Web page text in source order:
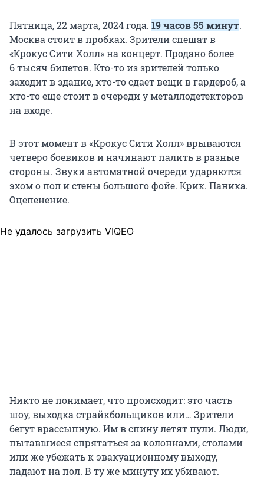
Пятница, 22 марта, 2024 года. 19 часов 55 минут.
Москва стоит в пробках. Зрители спешат в
«Крокус Сити Холл» на концерт. Продано более
6 тысяч билетов. Кто-то из зрителей только
заходит в здание, кто-то сдает вещи в гардероб, а
кто-то еще стоит в очереди у металлодетекторов
на входе.
В этот момент в «Крокус Сити Холл» врываются
четверо боевиков и начинают палить в разные
стороны. Звуки автоматной очереди ударяются
эхом о пол и стены большого фойе. Крик. Паника.
Оцепенение.
Не удалось загрузить VIQEO
Никто не понимает, что происходит: это часть
шоу, выходка страйкбольщиков или… Зрители
бегут врассыпную. Им в спину летят пули. Люди,
пытавшиеся спрятаться за колоннами, столами
или же убежать к эвакуационному выходу,
падают на пол. В ту же минуту их убивают.